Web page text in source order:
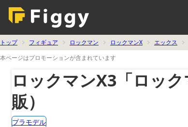
トップ フィギュア ロックマン ロックマンX エックス
本ページはプロモーションが含まれています
ロックマンX3「ロッ
販）
プラモデル